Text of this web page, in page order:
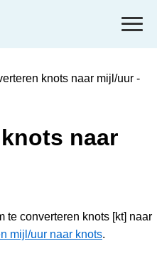
knots naar mijl/uur -
naar
te converteren knots [kt] naar
mijl/uur naar knots.